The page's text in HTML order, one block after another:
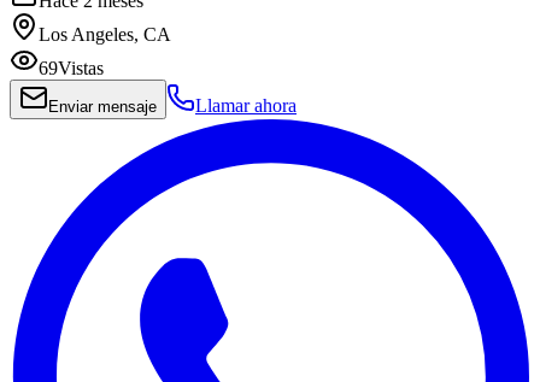
Los Angeles, CA
69Vistas
Enviar mensaje Llamar ahora